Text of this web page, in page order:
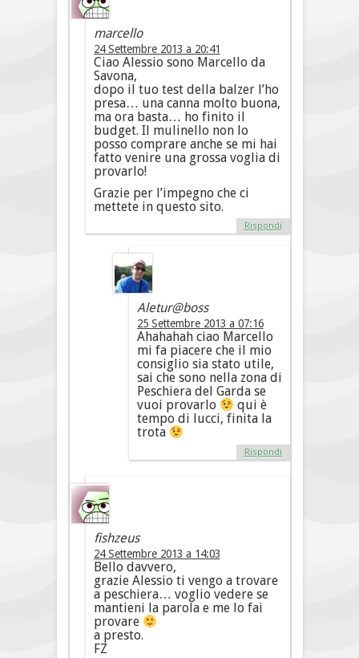
marcello
24 Settembre 2013 a 20:41
Ciao Alessio sono Marcello da
Savona,
dopo il tuo test della balzer l’ho
presa… una canna molto buona,
ma ora basta… ho finito il
budget. Il mulinello non lo
posso comprare anche se mi hai
fatto venire una grossa voglia di
provarlo!
Grazie per l’impegno che ci
mettete in questo sito.
Rispondi
Aletur@boss
25 Settembre 2013 a 07:16
Ahahahah ciao Marcello
mi fa piacere che il mio
consiglio sia stato utile,
sai che sono nella zona di
Peschiera del Garda se
vuoi provarlo
qui è
tempo di lucci, finita la
trota
Rispondi
fishzeus
24 Settembre 2013 a 14:03
Bello davvero,
grazie Alessio ti vengo a trovare
a peschiera… voglio vedere se
mantieni la parola e me lo fai
provare
a presto.
FZ